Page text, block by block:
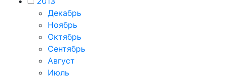
Декабрь
Ноябрь
Октябрь
Сентябрь
Август
Июль